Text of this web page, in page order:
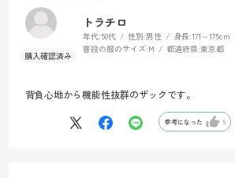
トラチロ
年代:50代 性別:男性 身長:171～175cm
普段の服のサイズ:M 都道府県:東京都
背負心地から機能性抜群のザックです。
参考になった 5